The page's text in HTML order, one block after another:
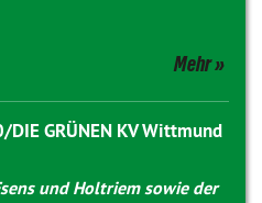
Mehr
GRÜNEN KV Wittmund
und Holtriem sowie der